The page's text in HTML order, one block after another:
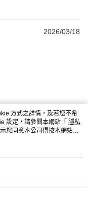
2026/03/18
方式之詳情，及若您不希
設定，請參閱本網站「 隱私
您同意本公司得按本網站使